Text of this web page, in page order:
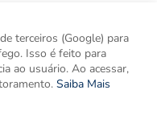
terceiros (Google) para
Isso é feito para
ao usuário. Ao acessar,
Saiba Mais